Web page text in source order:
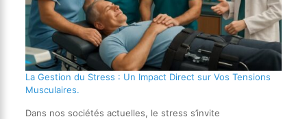
La Gestion du Stress : Un Impact Direct sur Vos Tensions
Musculaires.
Dans nos sociétés actuelles, le stress s’invite